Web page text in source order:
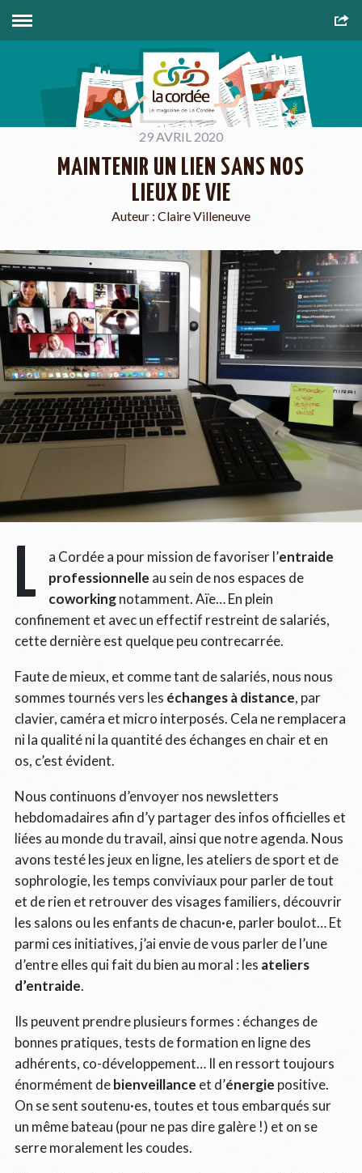
29 AVRIL 2020
MAINTENIR UN LIEN SANS NOS
LIEUX DE VIE
Auteur : Claire Villeneuve
L a Cordée a pour mission de favoriser l’entraide
professionnelle au sein de nos espaces de
coworkingnotamment. Aïe… En plein
confinement et avec un effectif restreint de salariés,
cette dernière est quelque peu contrecarrée.
Faute de mieux, et comme tant de salariés, nous nous
sommes tournés vers les échanges à distance, par
clavier, caméra et micro interposés. Cela ne remplacera
ni la qualité ni la quantité des échanges en chair et en
os, c’est évident.
Nous continuons d’envoyer nos newsletters
hebdomadaires afin d’y partager des infos officielles et
liées au monde du travail, ainsi que notre agenda. Nous
avons testé les jeux en ligne, les ateliers de sport et de
sophrologie, les temps conviviaux pour parler de tout
et de rien et retrouver des visages familiers, découvrir
les salons ou les enfants de chacun·e, parler boulot… Et
parmi ces initiatives, j’ai envie de vous parler de l’une
d’entre elles qui fait du bien au moral : les ateliers
d’entraide.
Ils peuvent prendre plusieurs formes : échanges de
bonnes pratiques, tests de formation en ligne des
adhérents, co-développement… Il en ressort toujours
énormément debienveillance et d’énergie positive.
On se sent soutenu·es, toutes et tous embarqués sur
un même bateau (pour ne pas dire galère !) et on se
serre moralement les coudes.